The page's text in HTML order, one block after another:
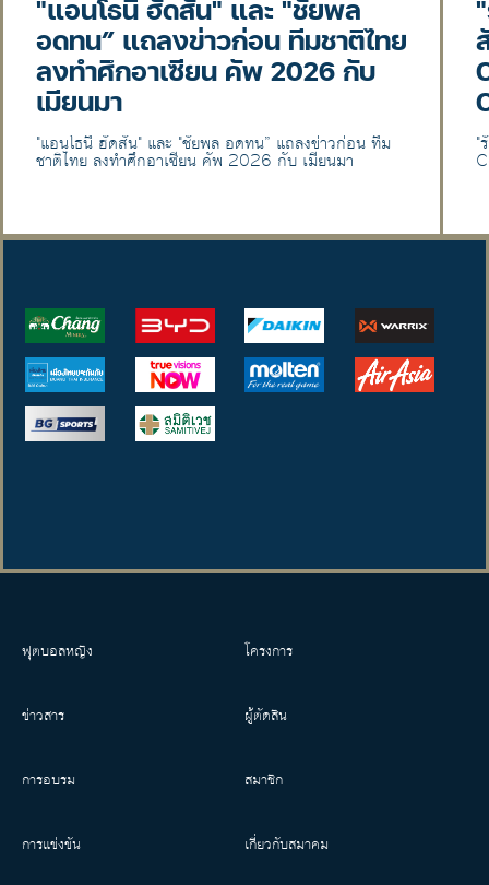
"แอนโธนี ฮัดสัน" และ "ชัยพล
อดทน” แถลงข่าวก่อน ทีมชาติไทย
ลงทำศึกอาเซียน คัพ 2026 กับ
เมียนมา
"แอนโธนี ฮัดสัน" และ "ชัยพล อดทน” แถลงข่าวก่อน ทีม
ชาติไทย ลงทำศึกอาเซียน คัพ 2026 กับ เมียนมา
"
ฟุตบอลหญิง โครงการ
ข่าวสาร ผู้ตัดสิน
การอบรม สมาชิก
การแข่งขัน เกี่ยวกับสมาคม